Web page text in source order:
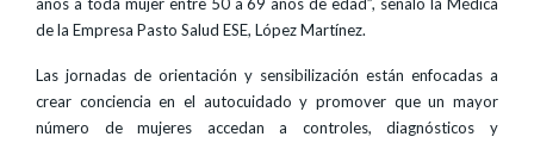
de la Empresa Pasto Salud ESE, López Martínez.
Las jornadas de orientación y sensibilización están enfocadas a
crear conciencia en el autocuidado y promover que un mayor
número de mujeres accedan a controles, diagnósticos y